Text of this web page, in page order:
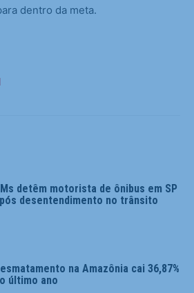
dentro da meta.
detêm motorista de ônibus em SP
desentendimento no trânsito
na Amazônia cai 36,87%
último ano